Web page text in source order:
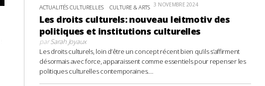
ACTUALITÉS CULTURELLES CULTURE & ARTS 3 NOVEMBRE 2024
Les droits culturels: nouveau leitmotiv des
politiques et institutions culturelles
parSarah Joyaux
Les droits culturels, loin d’être un concept récent bien qu’ils s’affirment
désormais avec force, apparaissent comme essentiels pour repenser les
politiques culturelles contemporaines....